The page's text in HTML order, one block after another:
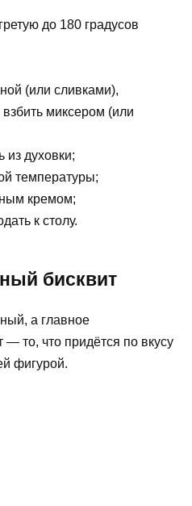
до 180 градусов
(или сливками),
миксером (или
из духовки;
температуры;
кремом;
к столу.
бисквит
а главное
— то, что придётся по вкусу
фигурой.